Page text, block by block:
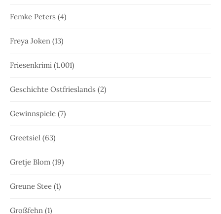
Femke Peters (4)
Freya Joken (13)
Friesenkrimi (1.001)
Geschichte Ostfrieslands (2)
Gewinnspiele (7)
Greetsiel (63)
Gretje Blom (19)
Greune Stee (1)
Großfehn (1)